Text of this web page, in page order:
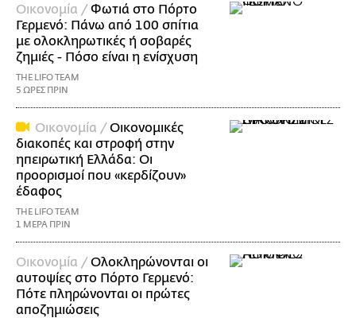
Οικονομία /Φωτιά στο Πόρτο
Γερμενό: Πάνω από 100 σπίτια
με ολοκληρωτικές ή σοβαρές
ζημιές - Πόσο είναι η ενίσχυση
THE LIFO TEAM
5 ΩΡΕΣ ΠΡΙΝ
Οικονομία /Οικονομικές
διακοπές και στροφή στην
ηπειρωτική Ελλάδα: Οι
προορισμοί που «κερδίζουν»
έδαφος
THE LIFO TEAM
1 ΜΕΡΑ ΠΡΙΝ
Οικονομία /Ολοκληρώνονται οι
αυτοψίες στο Πόρτο Γερμενό:
Πότε πληρώνονται οι πρώτες
αποζημιώσεις